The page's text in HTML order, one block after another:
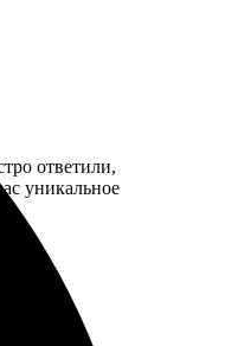
ответили,
уникальное